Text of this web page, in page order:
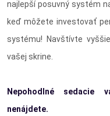
najlepší posuvný systém
keď môžete investovať
systému! Navštívte
vašej skrine.
Nepohodlné sedacie
nenájdete.